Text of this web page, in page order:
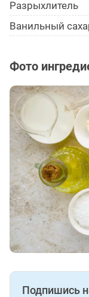
Разрыхлитель
Ванильный
Фото
Подпишись